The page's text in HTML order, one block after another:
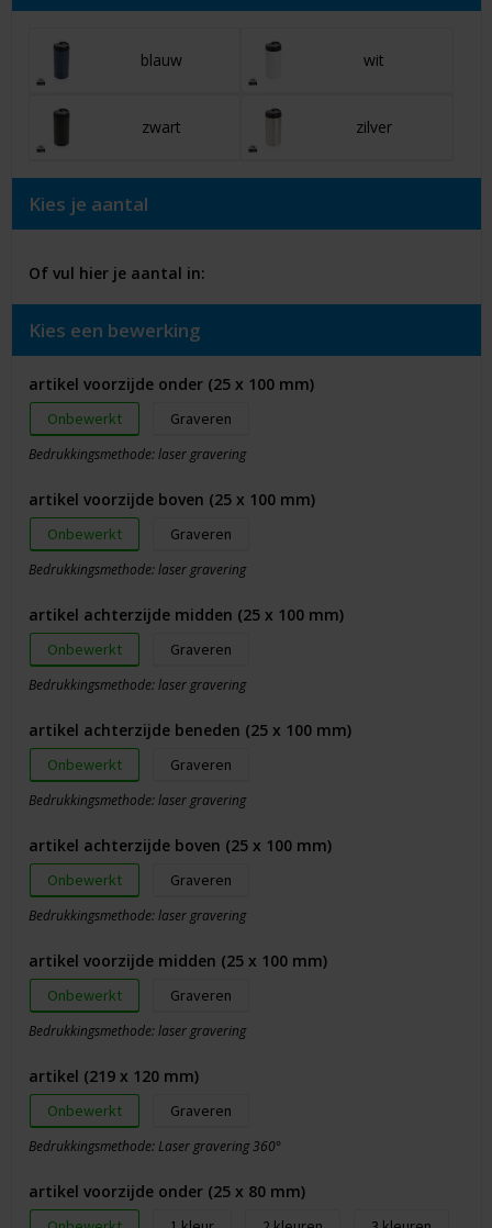
blauw wit
zwart zilver
Kies je aantal
Of vul hier je aantal in:
Kies een bewerking
artikel voorzijde onder (25 x 100 mm)
Onbewerkt Graveren
Bedrukkingsmethode: laser gravering
artikel voorzijde boven (25 x 100 mm)
Onbewerkt Graveren
Bedrukkingsmethode: laser gravering
artikel achterzijde midden (25 x 100 mm)
Onbewerkt Graveren
Bedrukkingsmethode: laser gravering
artikel achterzijde beneden (25 x 100 mm)
Onbewerkt Graveren
Bedrukkingsmethode: laser gravering
artikel achterzijde boven (25 x 100 mm)
Onbewerkt Graveren
Bedrukkingsmethode: laser gravering
artikel voorzijde midden (25 x 100 mm)
Onbewerkt Graveren
Bedrukkingsmethode: laser gravering
artikel (219 x 120 mm)
Onbewerkt Graveren
Bedrukkingsmethode: Laser gravering 360°
artikel voorzijde onder (25 x 80 mm)